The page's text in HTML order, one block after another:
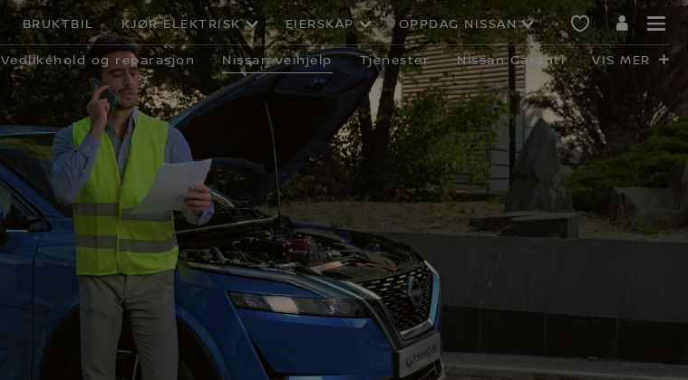
BRUKTBIL KJØR ELEKTRISK EIERSKAP OPPDAG NISSAN
Vedlikehold og reparasjon Nissan veihjelp Tjenester Nissan Garanti VIS MER